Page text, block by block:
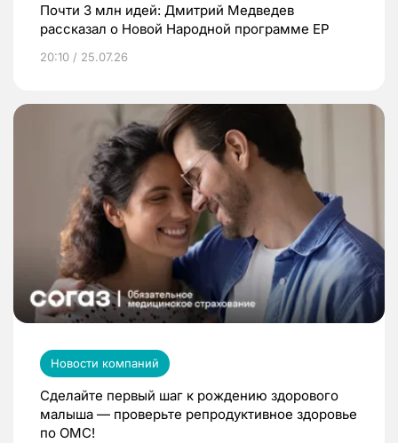
Почти 3 млн идей: Дмитрий Медведев
рассказал о Новой Народной программе ЕР
20:10 / 25.07.26
Новости компаний
Сделайте первый шаг к рождению здорового
малыша — проверьте репродуктивное здоровье
по ОМС!